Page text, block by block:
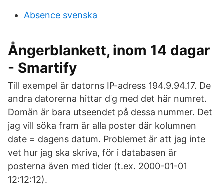
Absence svenska
Ångerblankett, inom 14 dagar
- Smartify
Till exempel är datorns IP-adress 194.9.94.17. De
andra datorerna hittar dig med det här numret.
Domän är bara utseendet på dessa nummer. Det
jag vill söka fram är alla poster där kolumnen
date = dagens datum. Problemet är att jag inte
vet hur jag ska skriva, för i databasen är
posterna även med tider (t.ex. 2000-01-01
12:12:12).